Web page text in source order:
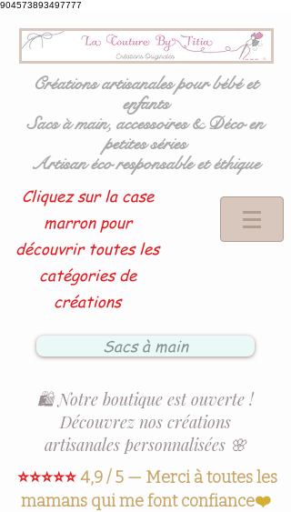
904573893497777
Créations artisanales pour bébé et
enfants
Sacs à main, accessoires & Déco en
petites séries
Artisan éco responsable et éthique
Cliquez sur la case
marron pour
découvrir toutes les
catégories de
créations
Sacs à main
🛍️ Notre boutique est ouverte !
Découvrez nos créations
artisanales personnalisées 🌸
⭐⭐⭐⭐⭐4,9 / 5 — Merci à toutes les
mamans qui me font confiance❤️